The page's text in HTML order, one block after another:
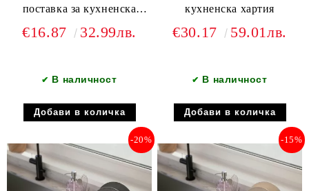
поставка за кухненска
€16.87 32.99лв.
✔ В наличност
кухненска хартия
€30.17 59.01лв.
✔ В наличност
-20% -15%